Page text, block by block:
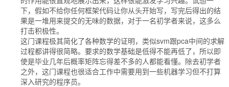
下，假如不给你任何框架代码让你从头开始写，写完后得出的结
果是一堆用来提交的无味的数据，对于一名初学者来说，这多么
打击积极性。
这门课程极其简化了各种数学的证明，类似svm跟pca中间的求解
过程都讲得很简略。要求的数学基础是低得不能再低了，所以即
使是毕业几年后概率矩阵忘得差不多的人都能看懂。除去初学者
之外，这门课程也很适合工作中需要用到一些机器学习但不打算
深入研究的程序员。